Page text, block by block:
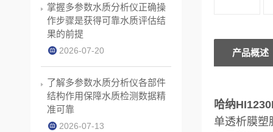
产品概述
哈纳
单透析膜塑
掌握多参数水质分析仪正确操
作步骤是获得可靠水质评估结
果的前提
2026-07-20
了解多参数水质分析仪各部件
结构作用保障水质检测数据精
准可靠
2026-07-13